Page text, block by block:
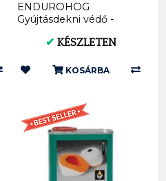
ENDUROHOG
Gyújtásdekni védő -
2012 - 2016 1000...
✔ KÉSZLETEN
KOSÁRBA